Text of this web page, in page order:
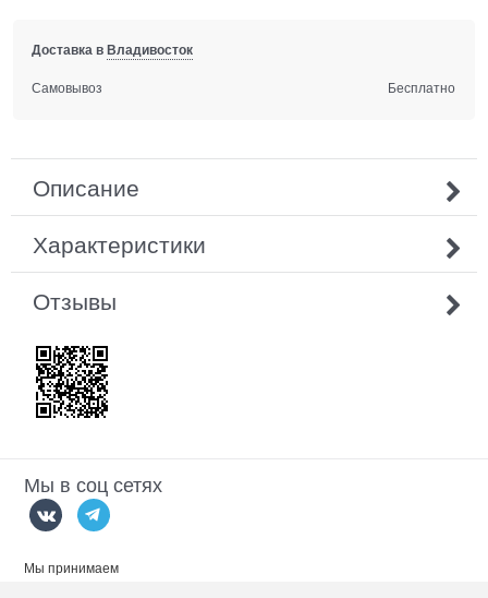
Доставка вВладивосток
Самовывоз Бесплатно
Описание
Характеристики
Отзывы
Мы в соц сетях
Мы принимаем